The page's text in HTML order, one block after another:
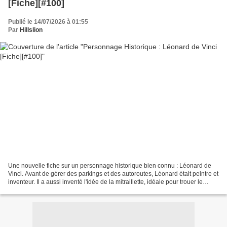
[Fiche][#100]
Publié le 14/07/2026 à 01:55
Par Hillslion
Une nouvelle fiche sur un personnage historique bien connu : Léonard de
Vinci. Avant de gérer des parkings et des autoroutes, Léonard était peintre et
inventeur. Il a aussi inventé l'idée de la mitraillette, idéale pour trouer le